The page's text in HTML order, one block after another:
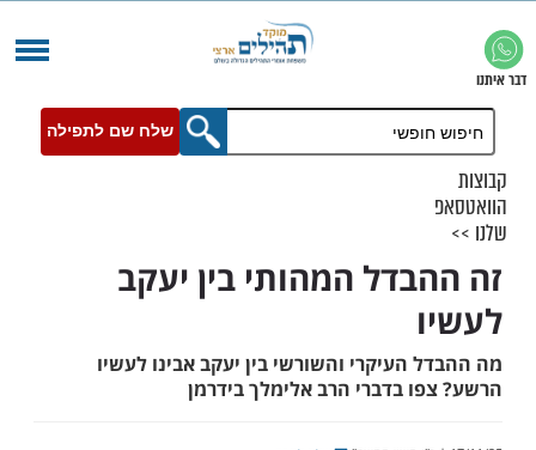
שלח שם לתפילה
המהותי בין יעקב